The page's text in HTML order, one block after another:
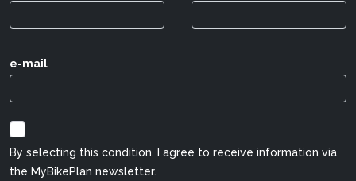
e-mail
By selecting this condition, I agree to receive information via
the MyBikePlan newsletter.